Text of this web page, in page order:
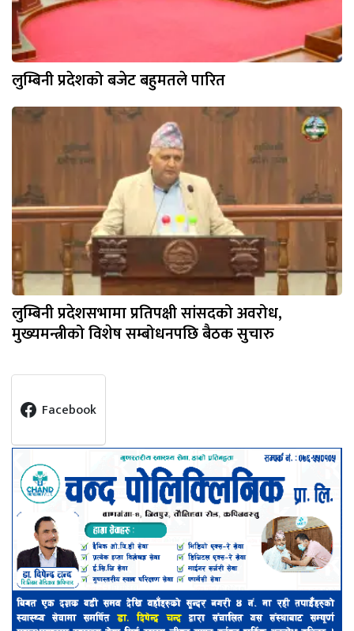
लुम्बिनी प्रदेशको बजेट बहुमतले पारित
लुम्बिनी प्रदेशसभामा प्रतिपक्षी सांसदको अवरोध,
मुख्यमन्त्रीको विशेष सम्बोधनपछि बैठक सुचारु
Facebook